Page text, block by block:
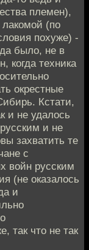
племен),
(по
похуже) -
было, не в
когда техника
окрестные
Кстати,
и не удалось
и не
захватить те
с
войн русским
(не оказалось
и
так что не так